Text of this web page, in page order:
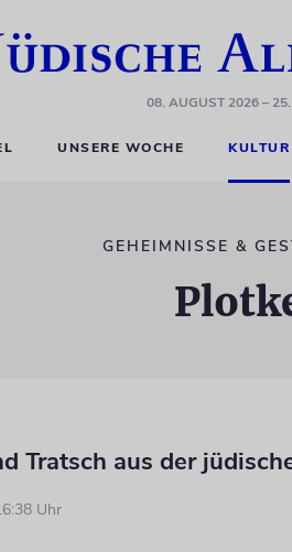
08. AUGUST 2026–
UNSERE WOCHE KULTUR
GEHEIMNISSE &
Tratsch aus der
Uhr